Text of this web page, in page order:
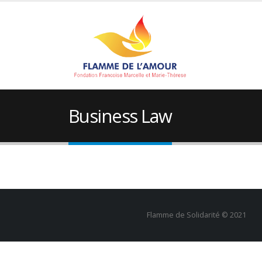
Business Law
Flamme de Solidarité © 2021